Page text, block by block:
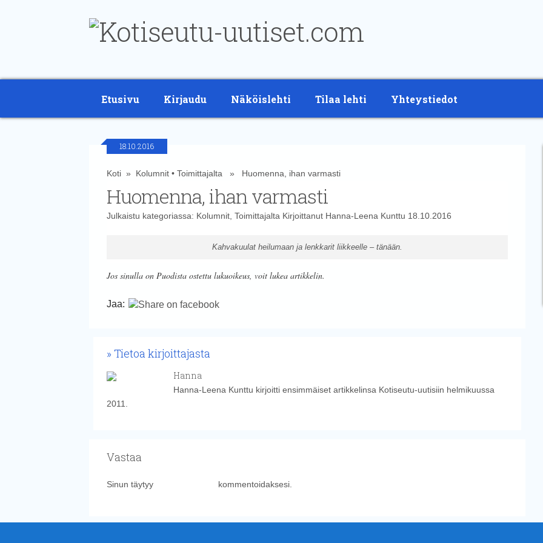
Etusivu Kirjaudu Näköislehti Tilaa lehti Yhteystiedot
18.10.2016
Koti» Kolumnit• Toimittajalta » Huomenna, ihan varmasti
Huomenna, ihan varmasti
Julkaistu kategoriassa: Kolumnit, Toimittajalta Kirjoittanut Hanna-Leena Kunttu 18.10.2016
Kahvakuulat heilumaan ja lenkkarit liikkeelle – tänään.
Jos sinulla on Puodista ostettu lukuoikeus, voit lukea artikkelin.
Jaa:
Tietoa kirjoittajasta
Hanna
Hanna-Leena Kunttu kirjoitti ensimmäiset artikkelinsa Kotiseutu-uutisiin helmikuussa
2011.
Vastaa
Sinun täytyy kommentoidaksesi.